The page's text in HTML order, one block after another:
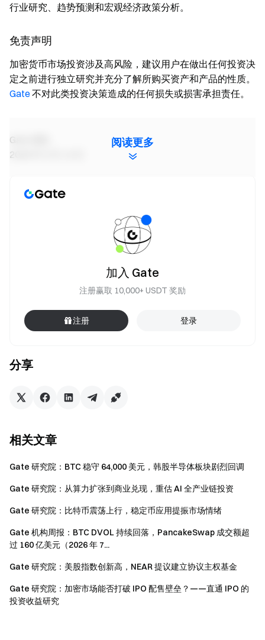
行业研究、趋势预测和宏观经济政策分析。
免责声明
加密货币市场投资涉及高风险，建议用户在做出任何投资决
定之前进行独立研究并充分了解所购买资产和产品的性质。
Gate不对此类投资决策造成的任何损失或损害承担责任。
Gate 团队
2026 年 5 月 14 日
加密货币之门
安全、快捷、轻松交易超过 4,900 种加密货币
，最高可领 $10,000 迎新奖励
关注 X (Twitter)，获取最新福利
加入 Telegram 社群，讨论热点话题
透明度保障
阅读更多
分享
加入 Gate
注册赢取 10,000+ USDT 奖励
注册 登录
相关文章
Gate 研究院：BTC 稳守 64,000 美元，韩股半导体板块剧烈回调
Gate 研究院：从算力扩张到商业兑现，重估 AI 全产业链投资
Gate 研究院：比特币震荡上行，稳定币应用提振市场情绪
Gate 机构周报：BTC DVOL 持续回落，PancakeSwap 成交额超
过 160 亿美元（2026 年 7...
Gate 研究院：美股指数创新高，NEAR 提议建立协议主权基金
Gate 研究院：加密市场能否打破 IPO 配售壁垒？——直通 IPO 的
投资收益研究